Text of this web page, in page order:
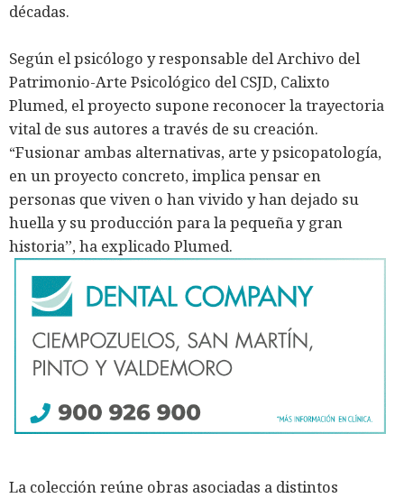
décadas.
Según el psicólogo y responsable del Archivo del
Patrimonio-Arte Psicológico del CSJD, Calixto
Plumed, el proyecto supone reconocer la trayectoria
vital de sus autores a través de su creación.
“Fusionar ambas alternativas, arte y psicopatología,
en un proyecto concreto, implica pensar en
personas que viven o han vivido y han dejado su
huella y su producción para la pequeña y gran
historia”, ha explicado Plumed.
La colección reúne obras asociadas a distintos